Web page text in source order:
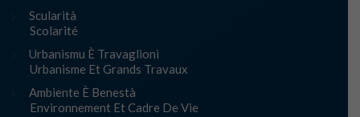
Scularità
Scolarité
Urbanismu È Travaglioni
Urbanisme Et Grands Travaux
Ambiente È Benestà
Environnement Et Cadre De Vie